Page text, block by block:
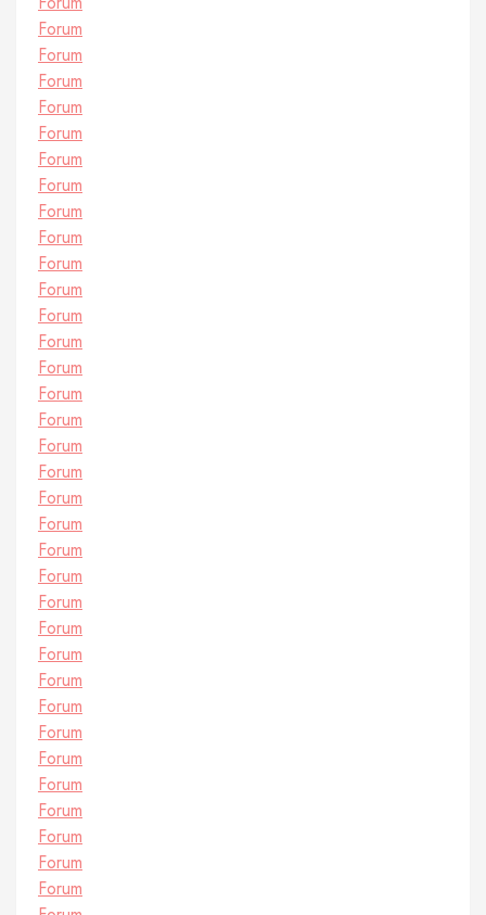
Forum
Forum
Forum
Forum
Forum
Forum
Forum
Forum
Forum
Forum
Forum
Forum
Forum
Forum
Forum
Forum
Forum
Forum
Forum
Forum
Forum
Forum
Forum
Forum
Forum
Forum
Forum
Forum
Forum
Forum
Forum
Forum
Forum
Forum